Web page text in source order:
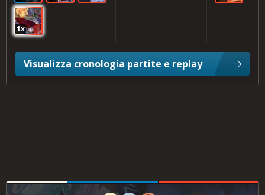
1x
Visualizza cronologia partite e replay